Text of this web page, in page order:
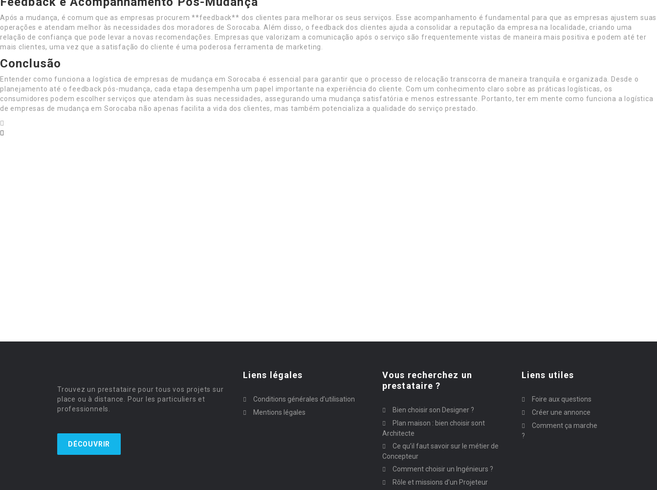
Após a mudança, é comum que as empresas procurem **feedback** dos clientes para melhorar os seus serviços. Esse acompanhamento é fundamental para que as empresas ajustem suas
operações e atendam melhor às necessidades dos moradores de Sorocaba. Além disso, o feedback dos clientes ajuda a consolidar a reputação da empresa na localidade, criando uma
relação de confiança que pode levar a novas recomendações. Empresas que valorizam a comunicação após o serviço são frequentemente vistas de maneira mais positiva e podem até ter
mais clientes, uma vez que a satisfação do cliente é uma poderosa ferramenta de marketing.
Conclusão
Entender como funciona a logística de empresas de mudança em Sorocaba é essencial para garantir que o processo de relocação transcorra de maneira tranquila e organizada. Desde o
planejamento até o feedback pós-mudança, cada etapa desempenha um papel importante na experiência do cliente. Com um conhecimento claro sobre as práticas logísticas, os
consumidores podem escolher serviços que atendam às suas necessidades, assegurando uma mudança satisfatória e menos estressante. Portanto, ter em mente como funciona a logística
de empresas de mudança em Sorocaba não apenas facilita a vida dos clientes, mas também potencializa a qualidade do serviço prestado.
Trouvez un prestataire pour tous vos projets sur
place ou à distance. Pour les particuliers et
professionnels.
DÉCOUVRIR
Liens légales
Conditions générales d’utilisation
Mentions légales
Vous recherchez un
prestataire ?
Bien choisir son Designer ?
Plan maison : bien choisir sont
Architecte
Ce qu’il faut savoir sur le métier de
Concepteur
Comment choisir un Ingénieurs ?
Rôle et missions d’un Projeteur
Liens utiles
Foire aux questions
Créer une annonce
Comment ça marche
?